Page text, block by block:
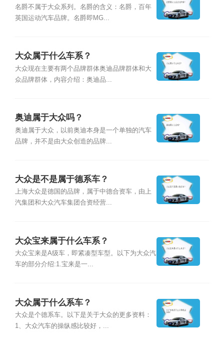
名爵不属于大众系列。名爵的含义：名爵，百年
英国运动汽车品牌。名爵即MG...
大众属于什么车系？
大众现在主要有两个品牌群体奥迪品牌群体和大
众品牌群体，内容介绍：奥迪品...
奥迪属于大众吗？
奥迪属于大众，以前奥迪本身是一个单独的汽车
品牌，并不是由大众创造的品牌...
大众是不是属于德系车？
上海大众是德国的品牌，属于中德合资车，由上
汽集团和大众汽车集团合资经营...
大众宝来属于什么车系？
大众宝来是A级车，即紧凑型车型。以下为大众汽
车的部分介绍:1.宝来是一...
大众属于什么系车？
大众是个德系车。以下是关于大众的更多资料：
1、大众汽车的操纵感比较好，...